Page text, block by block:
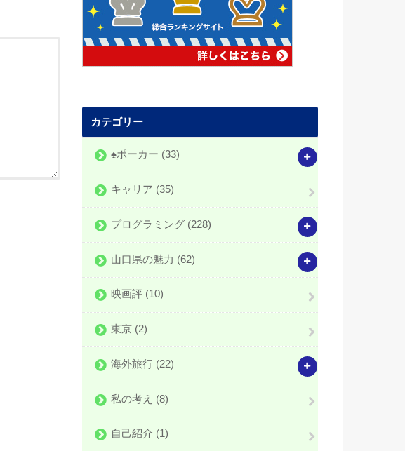
カテゴリー
♠️ポーカー (33)
キャリア (35)
プログラミング (228)
山口県の魅力 (62)
映画評 (10)
東京 (2)
海外旅行 (22)
私の考え (8)
自己紹介 (1)